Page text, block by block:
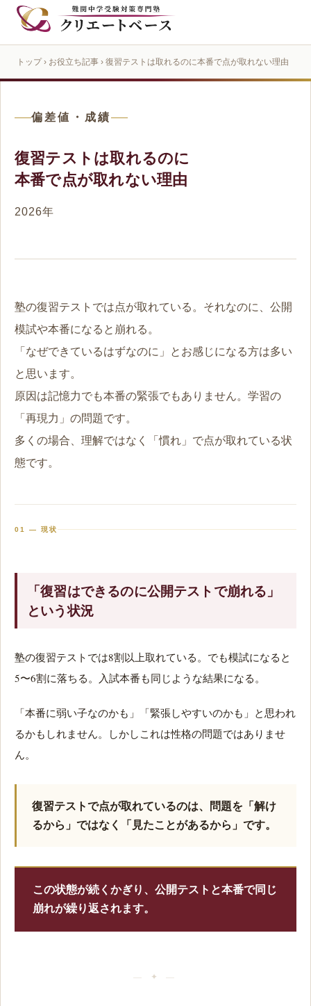
トップ› お役立ち記事 › 復習テストは取れるのに本番で点が取れない理由
偏差値・成績
復習テストは取れるのに
本番で点が取れない理由
2026年
塾の復習テストでは点が取れている。それなのに、公開
模試や本番になると崩れる。
「なぜできているはずなのに」とお感じになる方は多い
と思います。
原因は記憶力でも本番の緊張でもありません。学習の
「再現力」の問題です。
多くの場合、理解ではなく「慣れ」で点が取れている状
態です。
01 — 現状
「復習はできるのに公開テストで崩れる」
という状況
塾の復習テストでは8割以上取れている。でも模試になると
5〜6割に落ちる。入試本番も同じような結果になる。
「本番に弱い子なのかも」「緊張しやすいのかも」と思われ
るかもしれません。しかしこれは性格の問題ではありませ
ん。
復習テストで点が取れているのは、問題を「解け
るから」ではなく「見たことがあるから」です。
この状態が続くかぎり、公開テストと本番で同じ
崩れが繰り返されます。